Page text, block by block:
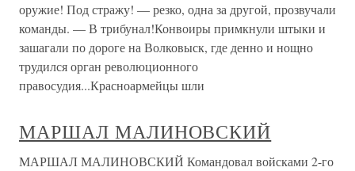
оружие! Под стражу! — резко, одна за другой, прозвучали
команды. — В трибунал!Конвоиры примкнули штыки и
зашагали по дороге на Волковыск, где денно и нощно
трудился орган революционного
правосудия...Красноармейцы шли
МАРШАЛ МАЛИНОВСКИЙ
МАРШАЛ МАЛИНОВСКИЙ Командовал войсками 2-го